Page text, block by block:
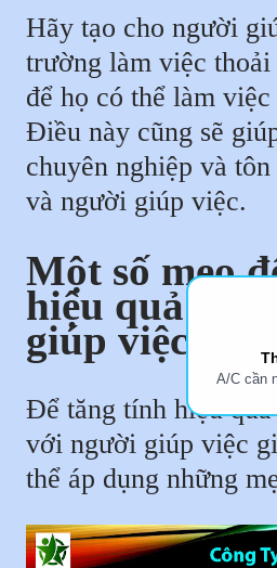
Hãy tạo cho người
trường làm việc
để họ có thể làm
Điều này cũng sẽ
chuyên nghiệp và
và người giúp việc.
Một số mẹo
hiệu quả với
giúp việc
Để tăng tính hiệu
với người giúp việc
thể áp dụng những
A/C cần